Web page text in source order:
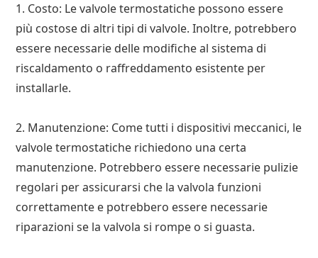
1. Costo: Le valvole termostatiche possono essere
più costose di altri tipi di valvole. Inoltre, potrebbero
essere necessarie delle modifiche al sistema di
riscaldamento o raffreddamento esistente per
installarle.
2. Manutenzione: Come tutti i dispositivi meccanici, le
valvole termostatiche richiedono una certa
manutenzione. Potrebbero essere necessarie pulizie
regolari per assicurarsi che la valvola funzioni
correttamente e potrebbero essere necessarie
riparazioni se la valvola si rompe o si guasta.